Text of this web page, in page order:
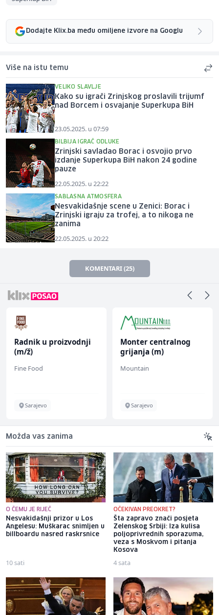
Dodajte Klix.ba među omiljene izvore na Googlu
Više na istu temu
VELIKO SLAVLJE
Kako su igrači Zrinjskog proslavili trijumf
nad Borcem i osvajanje Superkupa BiH
23.05.2025. u 07:59
BILBIJA IGRAČ ODLUKE
Zrinjski savladao Borac i osvojio prvo
izdanje Superkupa BiH nakon 24 godine
pauze
22.05.2025. u 22:22
SABLASNA ATMOSFERA
Nesvakidašnje scene u Zenici: Borac i
Zrinjski igraju za trofej, a to nikoga ne
zanima
22.05.2025. u 20:22
KOMENTARI (25)
Radnik u proizvodnji
(m/ž)
Fine Food
Sarajevo
Monter centralnog
grijanja (m)
Mountain
Sarajevo
Možda vas zanima
O ČEMU JE RIJEČ
Nesvakidašnji prizor u Los
Angelesu: Muškarac snimljen u
billboardu nasred raskrsnice
10 sati
OČEKIVAN PREOKRET?
Šta zapravo znači posjeta
Zelenskog Srbiji: Iza kulisa
poljoprivrednih sporazuma,
veza s Moskvom i pitanja
Kosova
4 sata